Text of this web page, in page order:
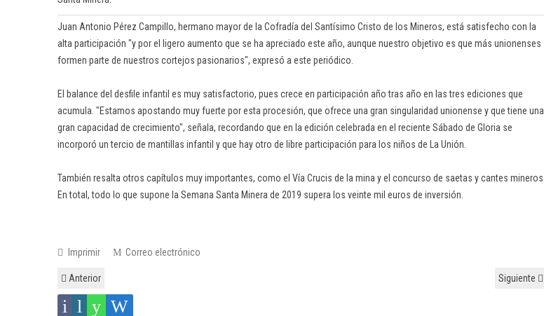
Juan Antonio Pérez Campillo, hermano mayor de la Cofradía del Santísimo Cristo de los Mineros, está satisfecho con la
alta participación "y por el ligero aumento que se ha apreciado este año, aunque nuestro objetivo es que más unionenses
formen parte de nuestros cortejos pasionarios", expresó a este periódico.
El balance del desfile infantil es muy satisfactorio, pues crece en participación año tras año en las tres ediciones que
acumula. "Estamos apostando muy fuerte por esta procesión, que ofrece una gran singularidad unionense y que tiene una
gran capacidad de crecimiento", señala, recordando que en la edición celebrada en el reciente Sábado de Gloria se
incorporó un tercio de mantillas infantil y que hay otro de libre participación para los niños de La Unión.
También resalta otros capítulos muy importantes, como el Vía Crucis de la mina y el concurso de saetas y cantes mineros.
En total, todo lo que supone la Semana Santa Minera de 2019 supera los veinte mil euros de inversión.
Imprimir Correo electrónico
Anterior Siguiente